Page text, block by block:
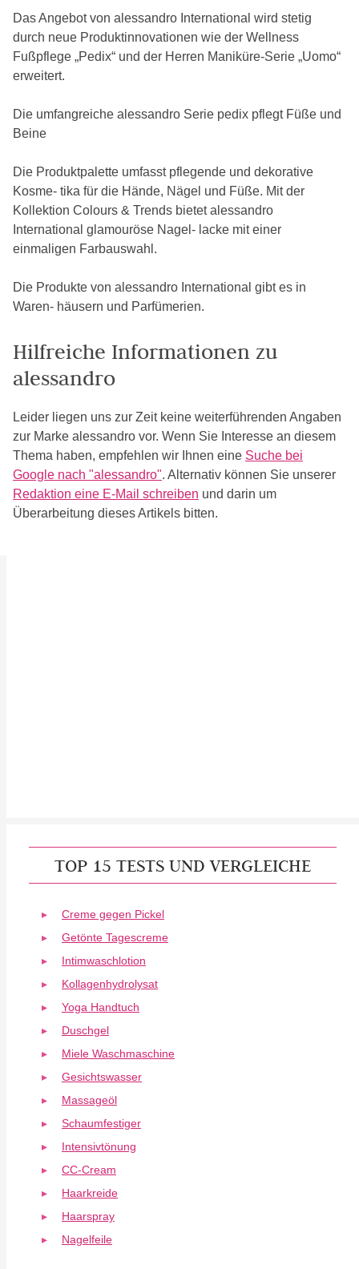
Das Angebot von alessandro International wird stetig
durch neue Produktinnovationen wie der Wellness
Fußpflege „Pedix“ und der Herren Maniküre-Serie „Uomo“
erweitert.
Die umfangreiche alessandro Serie pedix pflegt Füße und
Beine
Die Produktpalette umfasst pflegende und dekorative
Kosme- tika für die Hände, Nägel und Füße. Mit der
Kollektion Colours & Trends bietet alessandro
International glamouröse Nagel- lacke mit einer
einmaligen Farbauswahl.
Die Produkte von alessandro International gibt es in
Waren- häusern und Parfümerien.
Hilfreiche Informationen zu
alessandro
Leider liegen uns zur Zeit keine weiterführenden Angaben
zur Marke alessandro vor. Wenn Sie Interesse an diesem
Thema haben, empfehlen wir Ihnen eine Suche bei
Google nach "alessandro". Alternativ können Sie unserer
Redaktion eine E-Mail schreiben und darin um
Überarbeitung dieses Artikels bitten.
TOP 15 TESTS UND VERGLEICHE
Creme gegen Pickel
Getönte Tagescreme
Intimwaschlotion
Kollagenhydrolysat
Yoga Handtuch
Duschgel
Miele Waschmaschine
Gesichtswasser
Massageöl
Schaumfestiger
Intensivtönung
CC-Cream
Haarkreide
Haarspray
Nagelfeile